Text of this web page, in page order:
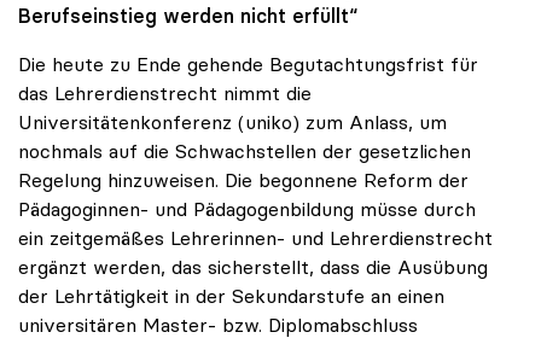
Berufseinstieg werden nicht erfüllt“
Die heute zu Ende gehende Begutachtungsfrist für
das Lehrerdienstrecht nimmt die
Universitätenkonferenz (uniko) zum Anlass, um
nochmals auf die Schwachstellen der gesetzlichen
Regelung hinzuweisen. Die begonnene Reform der
Pädagoginnen- und Pädagogenbildung müsse durch
ein zeitgemäßes Lehrerinnen- und Lehrerdienstrecht
ergänzt werden, das sicherstellt, dass die Ausübung
der Lehrtätigkeit in der Sekundarstufe an einen
universitären Master- bzw. Diplomabschluss